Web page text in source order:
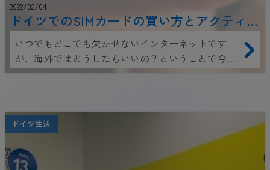
2022/02/04
ドイツでのSIMカードの買い方とアクティベ
ートについて
いつでもどこでも欠かせないインターネットです
が、海外ではどうしたらいいの？ということで今回
は、ポケットWi-Fiよりも便利で安い、海外SIMカー
してください！
ドイツ生活